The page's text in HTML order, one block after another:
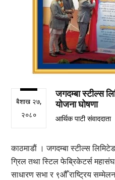
बैशाख २७,
२०८०
जगदम्बा स्टील्स
योजना घोषणा
आर्थिक पाटी संवाददाता
काठमाडाैं । जगदम्बा स्टील्स
ग्रिल तथा स्टिल फेब्रिकेटर्स
साधारण सभा र ९औँ राष्ट्रिय